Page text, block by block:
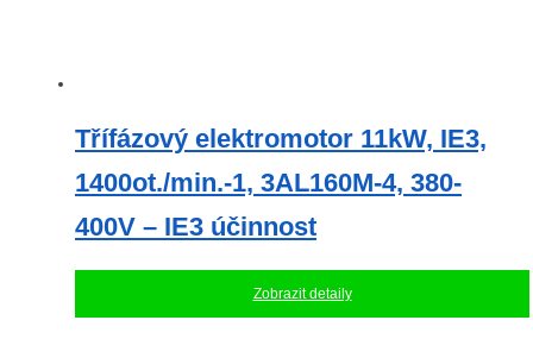
Třífázový elektromotor 11kW, IE3,
1400ot./min.-1, 3AL160M-4, 380-
400V – IE3 účinnost
Zobrazit detaily